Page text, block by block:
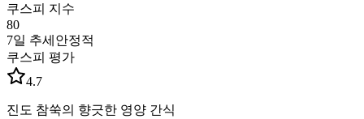
쿠스피 지수
80
7일 추세 안정적
쿠스피 평가
4.7
진도 참쑥의 향긋한 영양 간식